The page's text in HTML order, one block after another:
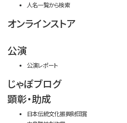
人名一覧から検索
オンラインストア
公演
公演レポート
じゃぽブログ
顕彰・助成
日本伝統文化振興財団賞